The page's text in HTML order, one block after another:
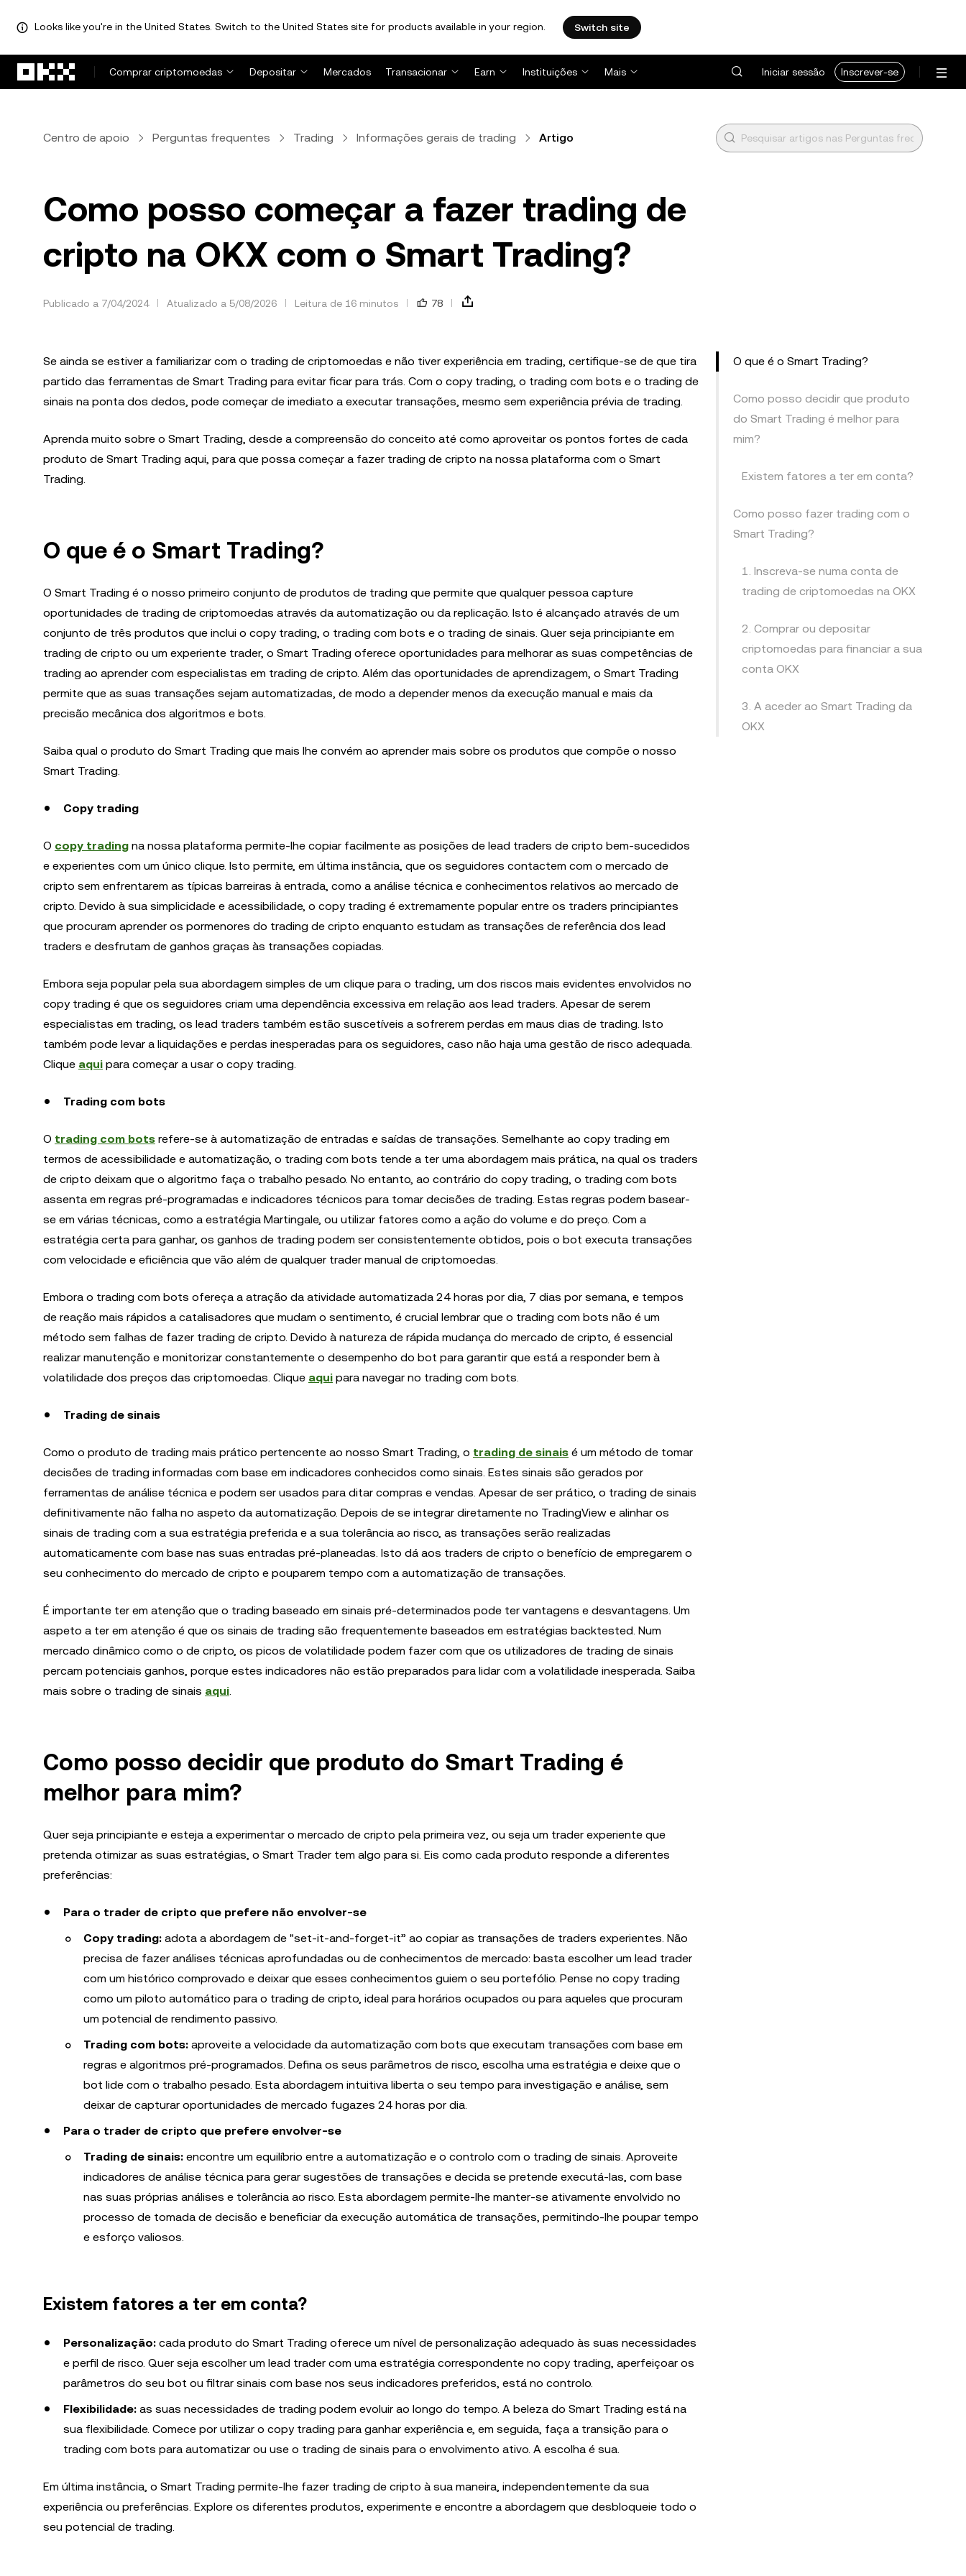
Looks like you're in the United States. Switch to the United States site for products available in your region. Switch site
Comprar criptomoedas
Depositar Mercados Transacionar Earn Instituições Mais Iniciar sessão Inscrever-se
Centro de apoio Perguntas frequentes Trading Informações gerais de trading Artigo
Como posso começar a fazer trading de
cripto na OKX com o Smart Trading?
Publicado a 7/04/2024 Atualizado a 5/08/2026 Leitura de 16 minutos 78
Se ainda se estiver a familiarizar com o trading de criptomoedas e não tiver experiência em trading, certifique-se de que tira
partido das ferramentas de Smart Trading para evitar ficar para trás. Com o copy trading, o trading com bots e o trading de
sinais na ponta dos dedos, pode começar de imediato a executar transações, mesmo sem experiência prévia de trading.
Aprenda muito sobre o Smart Trading, desde a compreensão do conceito até como aproveitar os pontos fortes de cada
produto de Smart Trading aqui, para que possa começar a fazer trading de cripto na nossa plataforma com o Smart
Trading.
O que é o Smart Trading?
O Smart Trading é o nosso primeiro conjunto de produtos de trading que permite que qualquer pessoa capture
oportunidades de trading de criptomoedas através da automatização ou da replicação. Isto é alcançado através de um
conjunto de três produtos que inclui o copy trading, o trading com bots e o trading de sinais. Quer seja principiante em
trading de cripto ou um experiente trader, o Smart Trading oferece oportunidades para melhorar as suas competências de
trading ao aprender com especialistas em trading de cripto. Além das oportunidades de aprendizagem, o Smart Trading
permite que as suas transações sejam automatizadas, de modo a depender menos da execução manual e mais da
precisão mecânica dos algoritmos e bots.
Saiba qual o produto do Smart Trading que mais lhe convém ao aprender mais sobre os produtos que compõe o nosso
Smart Trading.
Copy trading
O copy trading na nossa plataforma permite-lhe copiar facilmente as posições de lead traders de cripto bem-sucedidos
e experientes com um único clique. Isto permite, em última instância, que os seguidores contactem com o mercado de
cripto sem enfrentarem as típicas barreiras à entrada, como a análise técnica e conhecimentos relativos ao mercado de
cripto. Devido à sua simplicidade e acessibilidade, o copy trading é extremamente popular entre os traders principiantes
que procuram aprender os pormenores do trading de cripto enquanto estudam as transações de referência dos lead
traders e desfrutam de ganhos graças às transações copiadas.
Embora seja popular pela sua abordagem simples de um clique para o trading, um dos riscos mais evidentes envolvidos no
copy trading é que os seguidores criam uma dependência excessiva em relação aos lead traders. Apesar de serem
especialistas em trading, os lead traders também estão suscetíveis a sofrerem perdas em maus dias de trading. Isto
também pode levar a liquidações e perdas inesperadas para os seguidores, caso não haja uma gestão de risco adequada.
Clique aqui para começar a usar o copy trading.
Trading com bots
O trading com bots refere-se à automatização de entradas e saídas de transações. Semelhante ao copy trading em
termos de acessibilidade e automatização, o trading com bots tende a ter uma abordagem mais prática, na qual os traders
de cripto deixam que o algoritmo faça o trabalho pesado. No entanto, ao contrário do copy trading, o trading com bots
assenta em regras pré-programadas e indicadores técnicos para tomar decisões de trading. Estas regras podem basear-
se em várias técnicas, como a estratégia Martingale, ou utilizar fatores como a ação do volume e do preço. Com a
estratégia certa para ganhar, os ganhos de trading podem ser consistentemente obtidos, pois o bot executa transações
com velocidade e eficiência que vão além de qualquer trader manual de criptomoedas.
Embora o trading com bots ofereça a atração da atividade automatizada 24 horas por dia, 7 dias por semana, e tempos
de reação mais rápidos a catalisadores que mudam o sentimento, é crucial lembrar que o trading com bots não é um
método sem falhas de fazer trading de cripto. Devido à natureza de rápida mudança do mercado de cripto, é essencial
realizar manutenção e monitorizar constantemente o desempenho do bot para garantir que está a responder bem à
volatilidade dos preços das criptomoedas. Clique aqui para navegar no trading com bots.
Trading de sinais
Como o produto de trading mais prático pertencente ao nosso Smart Trading, o trading de sinais é um método de tomar
decisões de trading informadas com base em indicadores conhecidos como sinais. Estes sinais são gerados por
ferramentas de análise técnica e podem ser usados para ditar compras e vendas. Apesar de ser prático, o trading de sinais
definitivamente não falha no aspeto da automatização. Depois de se integrar diretamente no TradingView e alinhar os
sinais de trading com a sua estratégia preferida e a sua tolerância ao risco, as transações serão realizadas
automaticamente com base nas suas entradas pré-planeadas. Isto dá aos traders de cripto o benefício de empregarem o
seu conhecimento do mercado de cripto e pouparem tempo com a automatização de transações.
É importante ter em atenção que o trading baseado em sinais pré-determinados pode ter vantagens e desvantagens. Um
aspeto a ter em atenção é que os sinais de trading são frequentemente baseados em estratégias backtested. Num
mercado dinâmico como o de cripto, os picos de volatilidade podem fazer com que os utilizadores de trading de sinais
percam potenciais ganhos, porque estes indicadores não estão preparados para lidar com a volatilidade inesperada. Saiba
mais sobre o trading de sinais aqui.
Como posso decidir que produto do Smart Trading é
melhor para mim?
Quer seja principiante e esteja a experimentar o mercado de cripto pela primeira vez, ou seja um trader experiente que
pretenda otimizar as suas estratégias, o Smart Trader tem algo para si. Eis como cada produto responde a diferentes
preferências:
Para o trader de cripto que prefere não envolver-se
Copy trading: adota a abordagem de "set-it-and-forget-it” ao copiar as transações de traders experientes. Não
precisa de fazer análises técnicas aprofundadas ou de conhecimentos de mercado: basta escolher um lead trader
com um histórico comprovado e deixar que esses conhecimentos guiem o seu portefólio. Pense no copy trading
como um piloto automático para o trading de cripto, ideal para horários ocupados ou para aqueles que procuram
um potencial de rendimento passivo.
Trading com bots: aproveite a velocidade da automatização com bots que executam transações com base em
regras e algoritmos pré-programados. Defina os seus parâmetros de risco, escolha uma estratégia e deixe que o
bot lide com o trabalho pesado. Esta abordagem intuitiva liberta o seu tempo para investigação e análise, sem
deixar de capturar oportunidades de mercado fugazes 24 horas por dia.
Para o trader de cripto que prefere envolver-se
Trading de sinais: encontre um equilíbrio entre a automatização e o controlo com o trading de sinais. Aproveite
indicadores de análise técnica para gerar sugestões de transações e decida se pretende executá-las, com base
nas suas próprias análises e tolerância ao risco. Esta abordagem permite-lhe manter-se ativamente envolvido no
processo de tomada de decisão e beneficiar da execução automática de transações, permitindo-lhe poupar tempo
e esforço valiosos.
Existem fatores a ter em conta?
Personalização: cada produto do Smart Trading oferece um nível de personalização adequado às suas necessidades
e perfil de risco. Quer seja escolher um lead trader com uma estratégia correspondente no copy trading, aperfeiçoar os
parâmetros do seu bot ou filtrar sinais com base nos seus indicadores preferidos, está no controlo.
Flexibilidade: as suas necessidades de trading podem evoluir ao longo do tempo. A beleza do Smart Trading está na
sua flexibilidade. Comece por utilizar o copy trading para ganhar experiência e, em seguida, faça a transição para o
trading com bots para automatizar ou use o trading de sinais para o envolvimento ativo. A escolha é sua.
Em última instância, o Smart Trading permite-lhe fazer trading de cripto à sua maneira, independentemente da sua
experiência ou preferências. Explore os diferentes produtos, experimente e encontre a abordagem que desbloqueie todo o
seu potencial de trading.
O que é o Smart Trading?
Como posso decidir que produto
do Smart Trading é melhor para
mim?
Existem fatores a ter em conta?
Como posso fazer trading com o
Smart Trading?
1. Inscreva-se numa conta de
trading de criptomoedas na OKX
2. Comprar ou depositar
criptomoedas para financiar a sua
conta OKX
3. A aceder ao Smart Trading da
OKX